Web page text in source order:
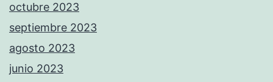
octubre 2023
septiembre 2023
agosto 2023
junio 2023